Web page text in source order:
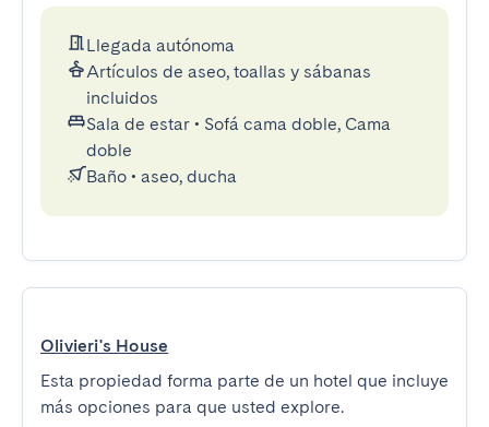
Llegada autónoma
Artículos de aseo, toallas y sábanas
incluidos
Sala de estar • Sofá cama doble, Cama
doble
Baño • aseo, ducha
Olivieri's House
Esta propiedad forma parte de un hotel que incluye
más opciones para que usted explore.